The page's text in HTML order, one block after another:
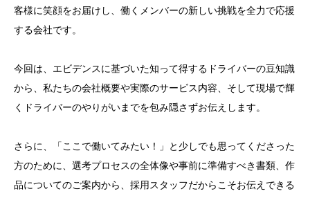
客様に笑顔をお届けし、働くメンバーの新しい挑戦を全力で応援
する会社です。
今回は、エビデンスに基づいた知って得するドライバーの豆知識
から、私たちの会社概要や実際のサービス内容、そして現場で輝
くドライバーのやりがいまでを包み隠さずお伝えします。
さらに、「ここで働いてみたい！」と少しでも思ってくださった
方のために、選考プロセスの全体像や事前に準備すべき書類、作
品についてのご案内から、採用スタッフだからこそお伝えできる